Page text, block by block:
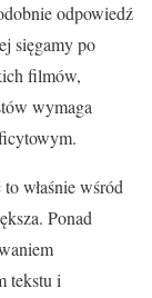
odpowiedź
sięgamy po
filmów,
wymaga
właśnie wśród
Ponad
tekstu i